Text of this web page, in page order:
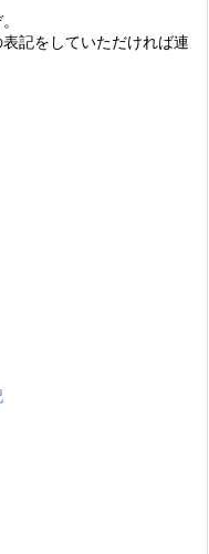
記をしていただければ連